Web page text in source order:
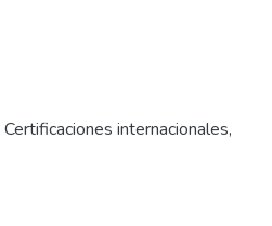
Certificaciones internacionales,